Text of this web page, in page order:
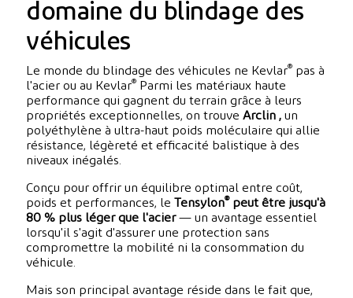
domaine du blindage des
véhicules
Le monde du blindage des véhicules ne Kevlar® pas à
l'acier ou au Kevlar® Parmi les matériaux haute
performance qui gagnent du terrain grâce à leurs
propriétés exceptionnelles, on trouve Arclin , un
polyéthylène à ultra-haut poids moléculaire qui allie
résistance, légèreté et efficacité balistique à des
niveaux inégalés.
Conçu pour offrir un équilibre optimal entre coût,
poids et performances, le
Tensylon® peut être jusqu'à
80 % plus léger que l'acier— un avantage essentiel
lorsqu'il s'agit d'assurer une protection sans
compromettre la mobilité ni la consommation du
véhicule.
Mais son principal avantage réside dans le fait que,